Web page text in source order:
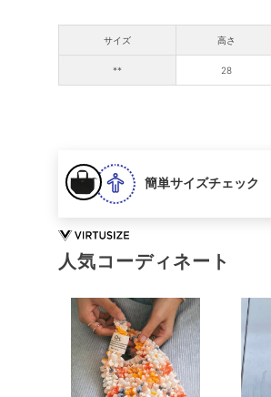
サイズ
**
高さ
28
簡単サイズチェック
人気コーディネート